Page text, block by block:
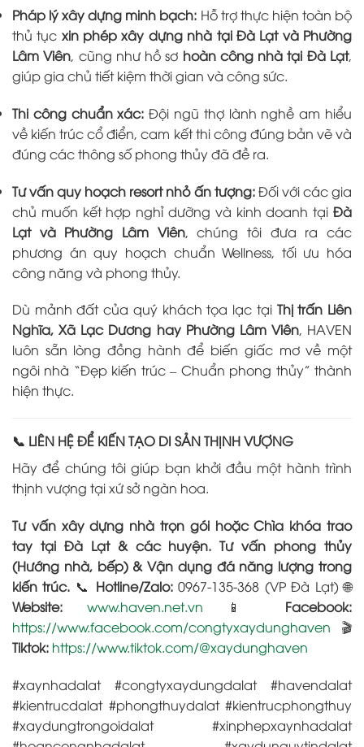
Pháp lý xây dựng minh bạch: Hỗ trợ thực hiện toàn bộ
thủ tục xin phép xây dựng nhà tại Đà Lạt và Phường
Lâm Viên, cũng như hồ sơ hoàn công nhà tại Đà Lạt,
giúp gia chủ tiết kiệm thời gian và công sức.
Thi công chuẩn xác: Đội ngũ thợ lành nghề am hiểu
về kiến trúc cổ điển, cam kết thi công đúng bản vẽ và
đúng các thông số phong thủy đã đề ra.
Tư vấn quy hoạch resort nhỏ ấn tượng:Đối với các gia
chủ muốn kết hợp nghỉ dưỡng và kinh doanh tại Đà
Lạt và Phường Lâm Viên, chúng tôi đưa ra các
phương án quy hoạch chuẩn Wellness, tối ưu hóa
công năng và phong thủy.
Dù mảnh đất của quý khách tọa lạc tại Thị trấn Liên
Nghĩa, Xã Lạc Dương hay Phường Lâm Viên, HAVEN
luôn sẵn lòng đồng hành để biến giấc mơ về một
ngôi nhà “Đẹp kiến trúc – Chuẩn phong thủy” thành
hiện thực.
📞 LIÊN HỆ ĐỂ KIẾN TẠO DI SẢN THỊNH VƯỢNG
Hãy để chúng tôi giúp bạn khởi đầu một hành trình
thịnh vượng tại xứ sở ngàn hoa.
Tư vấn xây dựng nhà trọn gói hoặc Chìa khóa trao
tay tại Đà Lạt & các huyện. Tư vấn phong thủy
(Hướng nhà, bếp) & Vận dụng đá năng lượng trong
kiến trúc. 📞 Hotline/Zalo:0967-135-368 (VP Đà Lạt) 🌐
Website:
www.haven.net.vn 📱 Facebook:
https://www.facebook.com/congtyxaydunghaven 🎬
Tiktok: https://www.tiktok.com/@xaydunghaven
#xaynhadalat #congtyxaydungdalat #havendalat
#kientrucdalat #phongthuydalat #kientrucphongthuy
#xaydungtrongoidalat #xinphepxaynhadalat